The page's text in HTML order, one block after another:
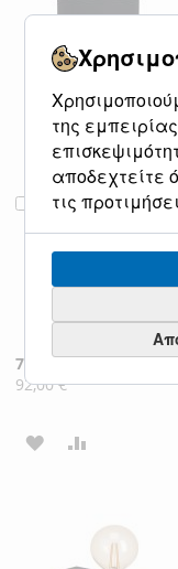
Φωτιστικό
1xE27 Μέταλλο
Basildon 43569
Ειδική
Τιμή
74,90 €
92,00 €
Προσθήκη
ΠΡΟΣΘΉΚΗ
ΕΠΙΘΥΜΙΏΝ
της
αποδεχτείτε
τις